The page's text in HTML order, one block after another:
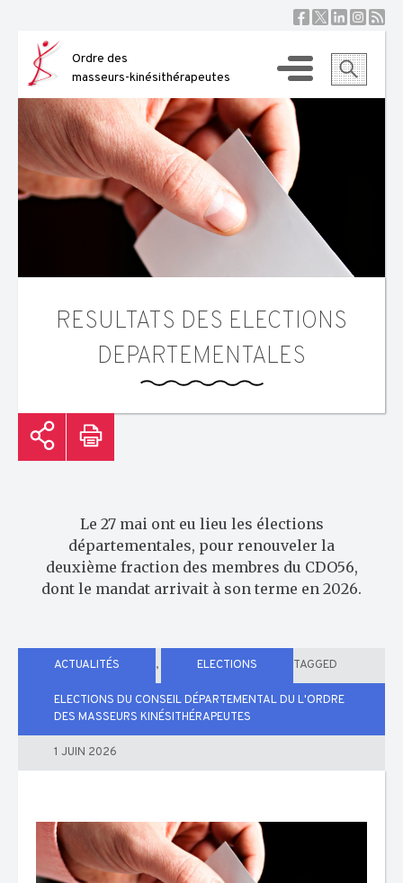
content
Ordre des
masseurs-kinésithérapeutes
RESULTATS DES ELECTIONS
DEPARTEMENTALES
Le 27 mai ont eu lieu les élections
départementales, pour renouveler la
deuxième fraction des membres du CDO56,
dont le mandat arrivait à son terme en 2026.
ACTUALITÉS , ELECTIONS TAGGED
ELECTIONS DU CONSEIL DÉPARTEMENTAL DU L'ORDRE
DES MASSEURS KINÉSITHÉRAPEUTES
1 JUIN 2026